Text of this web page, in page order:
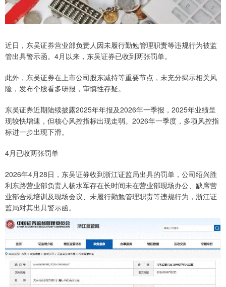
近日，东吴证券营业部负责人因未履行勤勉管理职责等违规行为被监
管出具警示函。4月以来，东吴证券已收到两张罚单。
此外，东吴证券在上市公司股东减持等重要节点，未充分揭示相关风
险，发布个股看多研报，审慎性存疑。
东吴证券近期陆续披露2025年年报及2026年一季报，2025年业绩呈
现较快增速，但核心风控指标出现走弱。2026年一季度，多项风控指
标进一步出现下滑。
4月已收两张罚单
2026年4月28日，东吴证券收到浙江证监局出具的罚单，公司绍兴胜
利东路营业部负责人杨水军存在长时间未在营业部现场办公、缺席营
业部合规培训及现场会议、未履行勤勉管理职责等违规行为，浙江证
监局对其出具警示函。